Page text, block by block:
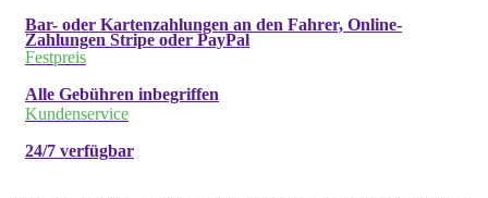
Bar- oder Kartenzahlungen an den Fahrer, Online-
Zahlungen Stripe oder PayPal
Festpreis
Alle Gebühren inbegriffen
Kundenservice
24/7 verfügbar